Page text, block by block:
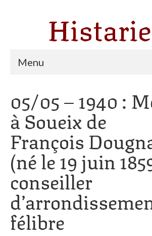
Menu
Thèmes
Agriculture, forêt et pastoralisme
Pastoralisme
Cartulaire de Saint Sernin
Catharisme
05/05 – 1940 :
à Soueix de
François
(né le 19 juin
conseiller
félibre